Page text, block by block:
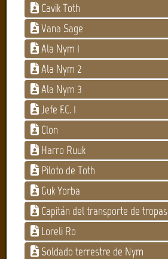
Cavik Toth
Vana Sage
Ala Nym 1
Ala Nym 2
Ala Nym 3
Jefe F.C. 1
Clon
Harro Ruuk
Piloto de Toth
Guk Yorba
Capitán del transporte de tropas
Loreli Ro
Soldado terrestre de Nym